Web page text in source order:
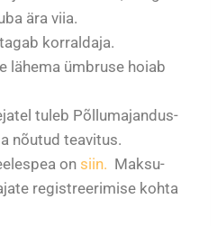
ära viia.
korraldaja.
lähema ümbruse hoiab
tuleb Põllumajandus-
nõutud teavitus.
on siin. Maksu-
registreerimise kohta